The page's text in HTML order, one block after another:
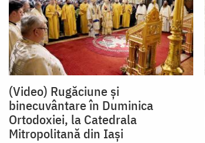
(Video) Rugăciune și
binecuvântare în Duminica
Ortodoxiei, la Catedrala
Mitropolitană din Iași